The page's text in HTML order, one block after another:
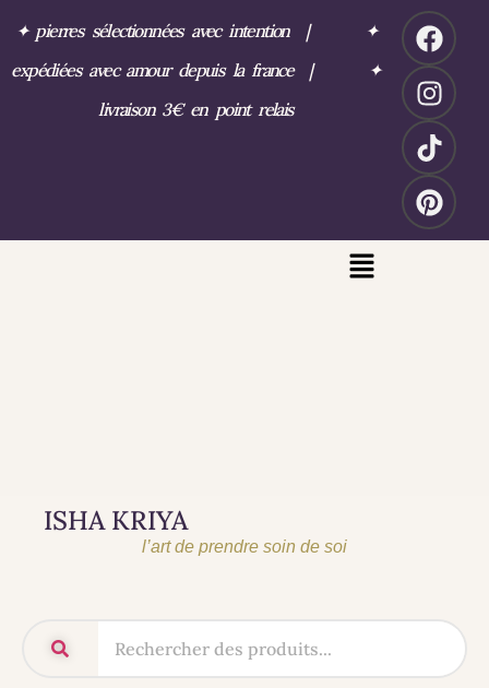
✦ pierres sélectionnées avec intention |
✦
expédiées avec amour depuis la france |
✦
livraison 3€ en point relais
ISHA KRIYA
l’art de prendre soin de soi